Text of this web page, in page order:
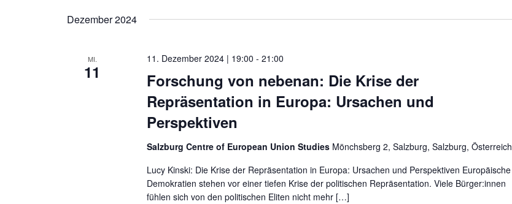
Dezember 2024
MI.
11
Forschung von nebenan: Die Krise der
Repräsentation in Europa: Ursachen und
Perspektiven
11. Dezember 2024 | 19:00 -21:00
Salzburg Centre of European Union Studies Mönchsberg 2, Salzburg, Salzburg, Österreich
Lucy Kinski: Die Krise der Repräsentation in Europa: Ursachen und Perspektiven Europäische
Demokratien stehen vor einer tiefen Krise der politischen Repräsentation. Viele Bürger:innen
fühlen sich von den politischen Eliten nicht mehr […]